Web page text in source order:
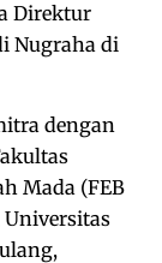
Direktur
Nugraha di
dengan
Mada (FEB
Universitas